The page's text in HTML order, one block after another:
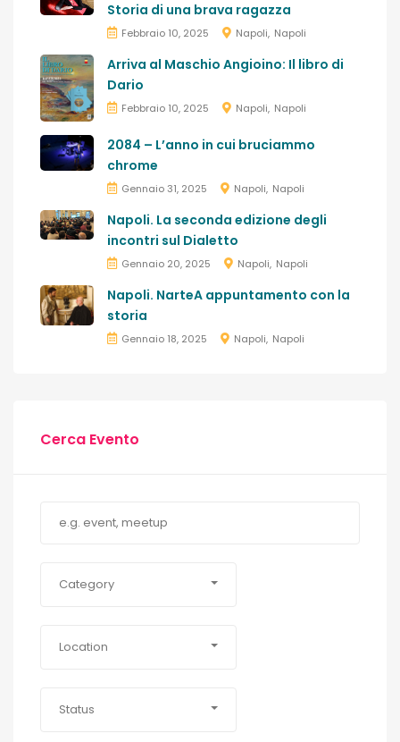
Storia di una brava ragazza
Febbraio 10, 2025 Napoli Napoli
Arriva al Maschio Angioino: Il libro di
Dario
Febbraio 10, 2025 Napoli Napoli
2084 – L’anno in cui bruciammo
chrome
Gennaio 31, 2025 Napoli Napoli
Napoli. La seconda edizione degli
incontri sul Dialetto
Gennaio 20, 2025 Napoli Napoli
Napoli. NarteA appuntamento con la
storia
Gennaio 18, 2025 Napoli Napoli
Cerca Evento
Category
Location
Status